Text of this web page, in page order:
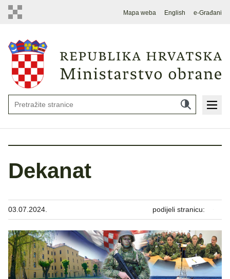
Mapa weba English e-Građani
Dekanat
03.07.2024. podijeli stranicu: